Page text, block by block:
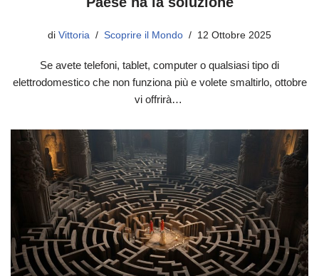
di Vittoria Scoprire il Mondo 12 Ottobre 2025
Se avete telefoni, tablet, computer o qualsiasi tipo di
elettrodomestico che non funziona più e volete smaltirlo, ottobre
vi offrirà…